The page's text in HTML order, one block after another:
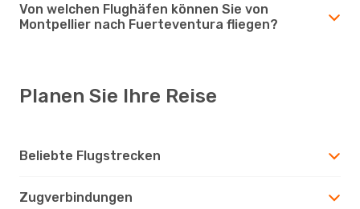
Von welchen Flughäfen können Sie von
Montpellier nach Fuerteventura fliegen?
Planen Sie Ihre Reise
Beliebte Flugstrecken
Zugverbindungen